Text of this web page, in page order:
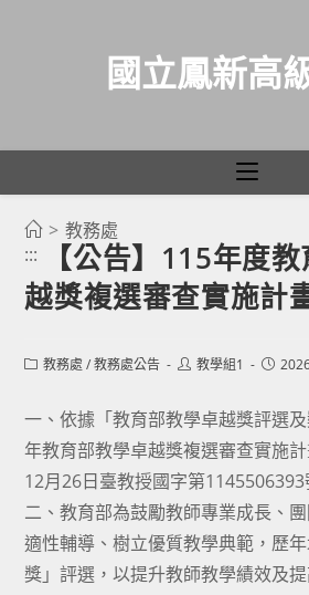
國立鳳新高
> 教務處
:::
【公告】115年度
越獎複選審查實施計
Post教務處 / 教務處公告
Post教學組1
Post
一、依據「教育部教學卓越獎評選
年教育部教學卓越獎複選審查實施
12月26日臺教授國字第1145506393
二、教育部為鼓勵教師專業成長、
適性輔導、樹立優質教學典範，歷
獎」評選，以提升教師教學績效及